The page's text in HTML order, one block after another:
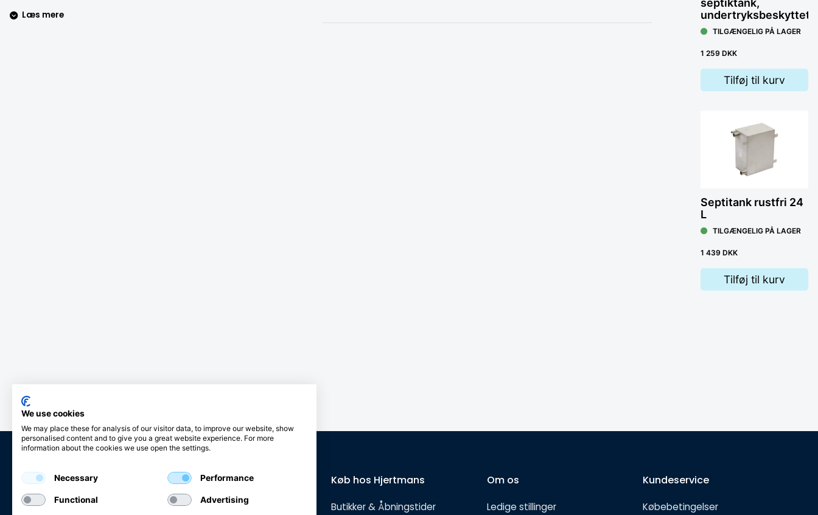
Læs mere
undertryksbeskyttet
TILGÆNGELIG PÅ LAGER
1 259 DKK
Tilføj til kurv
Septitank rustfri 24
L
TILGÆNGELIG PÅ LAGER
1 439 DKK
Tilføj til kurv
Club Hjertmans
Log ind
Køb hos Hjertmans
Butikker & Åbningstider
Om os
Ledige stillinger
Kundeservice
Købebetingelser
We use cookies
We may place these for analysis of our visitor data, to improve our website, show
personalised content and to give you a great website experience. For more
information about the cookies we use open the settings.
Necessary Performance
Functional Advertising